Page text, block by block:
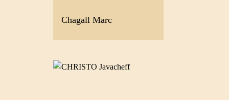
Chagall Marc